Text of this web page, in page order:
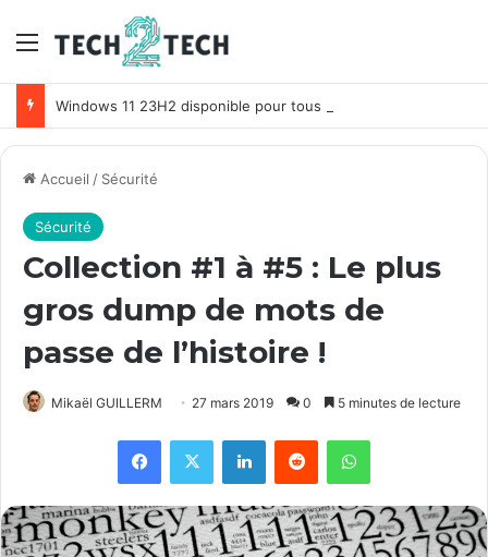
Menu
Accueil / Sécurité
Sécurité
Collection #1 à #5 : Le plus
gros dump de mots de
passe de l’histoire !
Mikaël GUILLERM 27 mars 2019 0 5 minutes de lecture
Facebook
X LinkedinReddit WhatsApp